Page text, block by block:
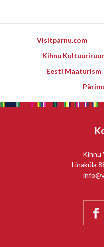
Visitparnu.com
Kihnu
Eesti Maaturism
Kihnu
Linaküla
